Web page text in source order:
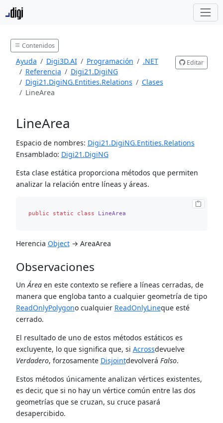
Contenidos
Ayuda Digi3D.AI Programación
.NET
Referencia
Digi21.DigiNG
Digi21.DigiNG.Entities.Relations
Clases
LineArea
Editar
LineArea
Espacio de nombres: Digi21.DigiNG.Entities.Relations
Ensamblado: Digi21.DigiNG
Esta clase estática proporciona métodos que permiten
analizar la relación entre líneas y áreas.
public static class LineArea
Herencia Object→ AreaArea
Observaciones
UnÁreaen este contexto se refiere a líneas cerradas, de
manera que engloba tanto a cualquier geometría de tipo
ReadOnlyPolygono cualquier ReadOnlyLineque esté
cerrado.
El resultado de uno de estos métodos estáticos es
excluyente, lo que significa que, si Acrossdevuelve
Verdadero, forzosamente Disjointdevolverá Falso.
Estos métodos únicamente analizan vértices existentes,
es decir, que si no hay un vértice común entre las dos
geometrías que se cruzan, su cruce pasará
desapercibido.